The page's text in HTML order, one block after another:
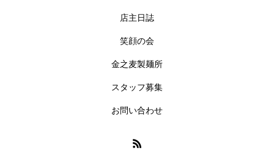
店主日誌
笑顔の会
金之麦製麺所
スタッフ募集
お問い合わせ